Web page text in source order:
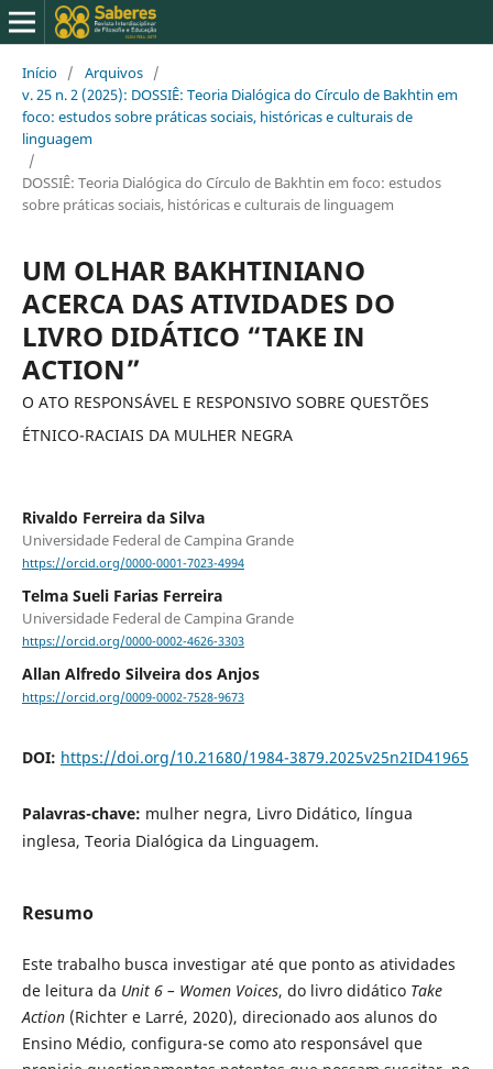
Início / Arquivos /
v. 25 n. 2 (2025): DOSSIÊ: Teoria Dialógica do Círculo de Bakhtin em
foco: estudos sobre práticas sociais, históricas e culturais de
linguagem
/
DOSSIÊ: Teoria Dialógica do Círculo de Bakhtin em foco: estudos
sobre práticas sociais, históricas e culturais de linguagem
UM OLHAR BAKHTINIANO
ACERCA DAS ATIVIDADES DO
LIVRO DIDÁTICO “TAKE IN
ACTION”
O ATO RESPONSÁVEL E RESPONSIVO SOBRE QUESTÕES
ÉTNICO-RACIAIS DA MULHER NEGRA
Rivaldo Ferreira da Silva
Universidade Federal de Campina Grande
https://orcid.org/0000-0001-7023-4994
Telma Sueli Farias Ferreira
Universidade Federal de Campina Grande
https://orcid.org/0000-0002-4626-3303
Allan Alfredo Silveira dos Anjos
https://orcid.org/0009-0002-7528-9673
DOI: https://doi.org/10.21680/1984-3879.2025v25n2ID41965
Palavras-chave: mulher negra, Livro Didático, língua
inglesa, Teoria Dialógica da Linguagem.
Resumo
Este trabalho busca investigar até que ponto as atividades
de leitura da Unit 6 – Women Voices, do livro didático Take
Action(Richter e Larré, 2020), direcionado aos alunos do
Ensino Médio, configura-se como ato responsável que